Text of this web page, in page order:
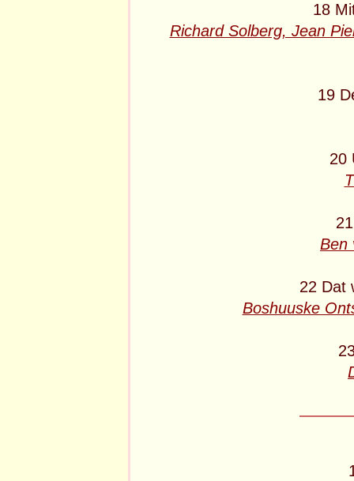
18
Richard Solberg, Jean
19
20
Ben
22 Dat
Boshuuske